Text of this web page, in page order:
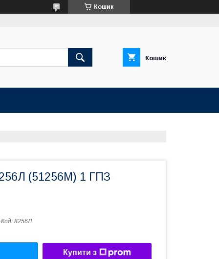
Кошик
Кошик
(51256M) 1 ГПЗ
Код: 8256Л
Купити з